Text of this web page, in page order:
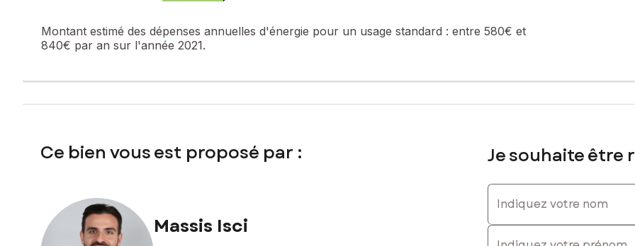
Contactez votre conseiller SAFTI : Massis ISCI, Tél. : 0603961472, E-mail : massis.isci@safti.fr - EI - Agent commercial
Montant estimé des dépenses annuelles d'énergie pour un usage standard : entre 580€ et
840€ par an sur l'année 2021.
Ce bien vous est proposé par :
Massis Isci
Je souhaite être
Indiquez votre nom
Indiquez votre prénom